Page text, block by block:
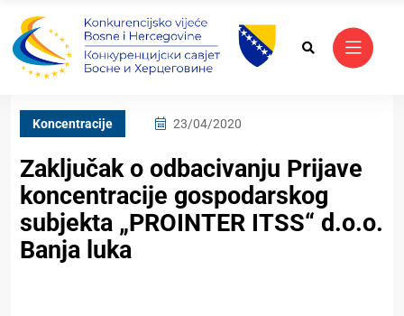
Koncentracije 23/04/2020
Zaključak o odbacivanju Prijave
koncentracije gospodarskog
subjekta „PROINTER ITSS“ d.o.o.
Banja luka